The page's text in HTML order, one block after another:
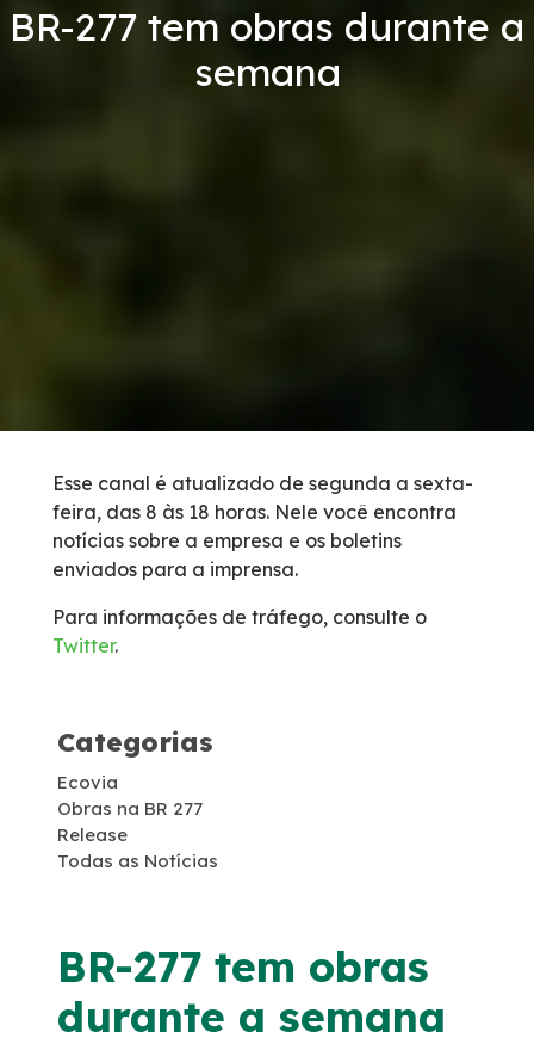
Serviços
Política de Gestão Integrada
Ações Ambientais
Obras Acordo Leniência
Passarela KM 77
Duplicação PR-407
BR-277 tem obras durante a
semana
Esse canal é atualizado de segunda a sexta-
feira, das 8 às 18 horas. Nele você encontra
notícias sobre a empresa e os boletins
enviados para a imprensa.
Para informações de tráfego, consulte o
Twitter.
Categorias
Ecovia
Obras na BR 277
Release
Todas as Notícias
BR-277 tem obras
durante a semana